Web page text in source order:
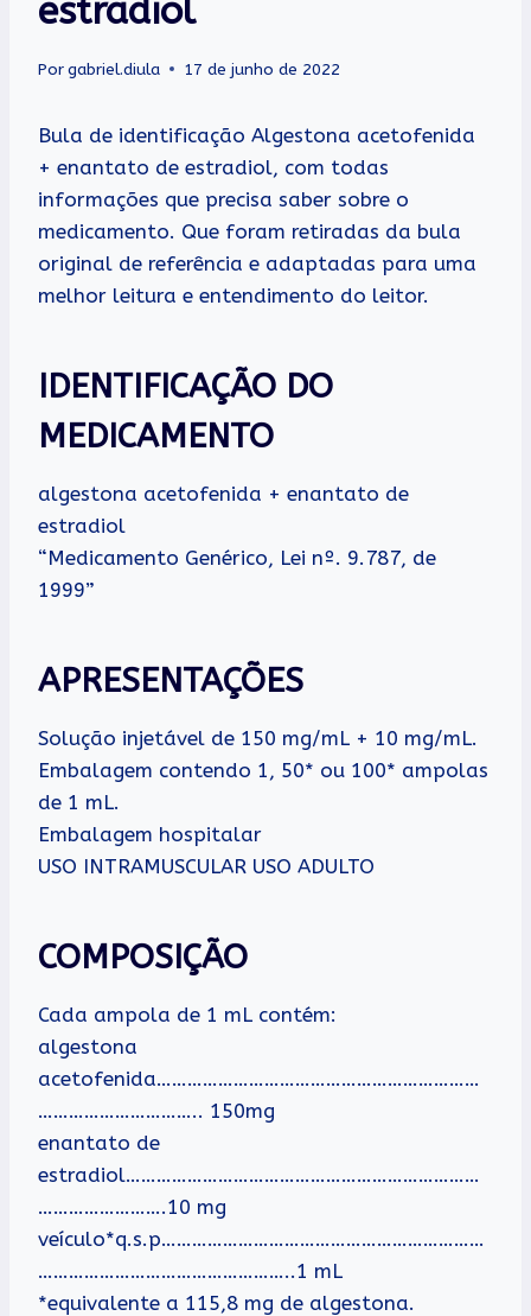
estradiol
Porgabriel.diula 17 de junho de 2022
Bula de identificação Algestona acetofenida
+ enantato de estradiol, com todas
informações que precisa saber sobre o
medicamento. Que foram retiradas da bula
original de referência e adaptadas para uma
melhor leitura e entendimento do leitor.
IDENTIFICAÇÃO DO
MEDICAMENTO
algestona acetofenida + enantato de
estradiol
“Medicamento Genérico, Lei nº. 9.787, de
1999”
APRESENTAÇÕES
Solução injetável de 150 mg/mL + 10 mg/mL.
Embalagem contendo 1, 50* ou 100* ampolas
de 1 mL.
Embalagem hospitalar
USO INTRAMUSCULAR USO ADULTO
COMPOSIÇÃO
Cada ampola de 1 mL contém:
algestona
acetofenida………………………………………………………
………………………….. 150mg
enantato de
estradiol……………………………………………………………
…………………….10 mg
veículo*q.s.p………………………………………………………
…………………………………………..1 mL
*equivalente a 115,8 mg de algestona.